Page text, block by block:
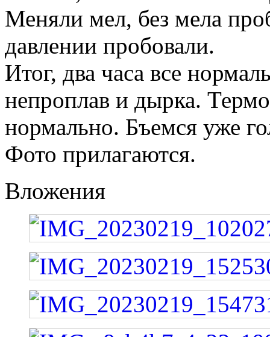
Меняли мел, без мела
давлении пробовали.
Итог, два часа все
непроплав и дырка.
нормально. Бъемся уже
Фото прилагаются.
Вложения